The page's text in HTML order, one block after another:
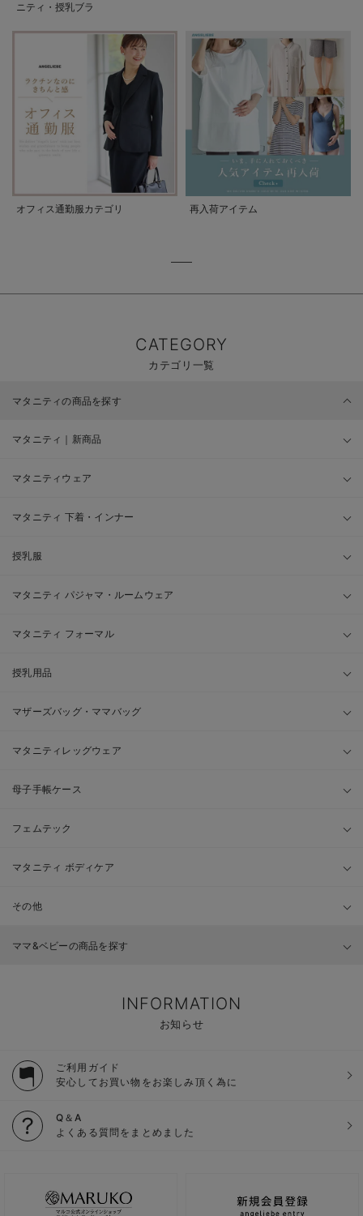
ニティ・授乳ブラ
オフィス通勤服カテゴリ 再入荷アイテム
CATEGORY
カテゴリ一覧
マタニティの商品を探す
マタニティ｜新商品
マタニティウェア
マタニティ 下着・インナー
授乳服
マタニティ パジャマ・ルームウェア
マタニティ フォーマル
授乳用品
マザーズバッグ・ママバッグ
マタニティレッグウェア
母子手帳ケース
フェムテック
マタニティ ボディケア
その他
ママ&ベビーの商品を探す
INFORMATION
お知らせ
ご利用ガイド
安心してお買い物をお楽しみ頂く為に
Q＆A
よくある質問をまとめました